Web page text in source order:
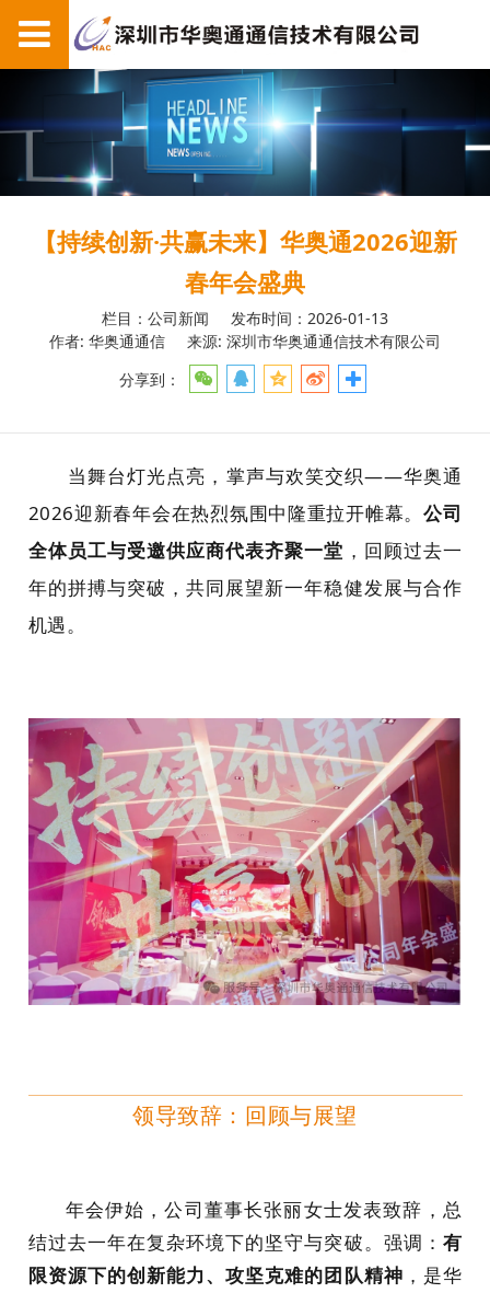
【持续创新·共赢未来】华奥通2026迎新
春年会盛典
栏目：公司新闻
发布时间：2026-01-13
作者: 华奥通通信
来源: 深圳市华奥通通信技术有限公司
分享到：
当舞台灯光点亮，掌声与欢笑交织——华奥通
2026迎新春年会在热烈氛围中隆重拉开帷幕。公司
全体员工与受邀供应商代表齐聚一堂 ，回顾过去一
年的拼搏与突破，共同展望新一年稳健发展与合作
机遇。
领导致辞：回顾与展望
年会伊始，公司董事长张丽女士发表致辞，总
结过去一年在复杂环境下的坚守与突破。强调： 有
限资源下的创新能力、攻坚克难的团队精神 ，是华